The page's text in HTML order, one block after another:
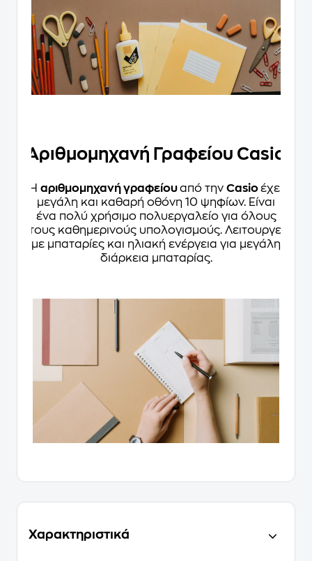
Αριθμομηχανή Γραφείου Casio
Η αριθμομηχανή γραφείουαπό την Casioέχει
μεγάλη και καθαρή οθόνη 10 ψηφίων. Είναι
ένα πολύ χρήσιμο πολυεργαλείο για όλους
τους καθημερινούς υπολογισμούς. Λειτουργεί
με μπαταρίες και ηλιακή ενέργεια για μεγάλη
διάρκεια μπαταρίας.
Χαρακτηριστικά